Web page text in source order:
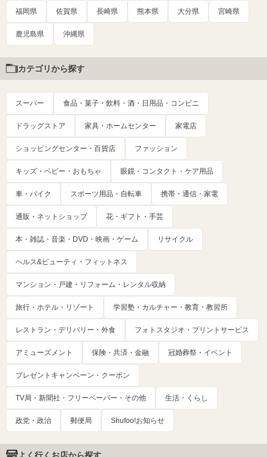
福岡県 佐賀県 長崎県 熊本県 大分県 宮崎県
鹿児島県 沖縄県
カテゴリから探す
スーパー 食品・菓子・飲料・酒・日用品・コンビニ
ドラッグストア 家具・ホームセンター 家電店
ショッピングセンター・百貨店 ファッション
キッズ・ベビー・おもちゃ 眼鏡・コンタクト・ケア用品
車・バイク スポーツ用品・自転車 携帯・通信・家電
通販・ネットショップ 花・ギフト・手芸
本・雑誌・音楽・DVD・映画・ゲーム リサイクル
ヘルス&ビューティ・フィットネス
マンション・戸建・リフォーム・レンタル収納
旅行・ホテル・リゾート 学習塾・カルチャー・教育・教習所
レストラン・デリバリー・外食 フォトスタジオ・プリントサービス
アミューズメント 保険・共済・金融 冠婚葬祭・イベント
プレゼントキャンペーン・クーポン
TV局・新聞社・フリーペーパー・その他 生活・くらし
政党・政治 郵便局 Shufoo!お知らせ